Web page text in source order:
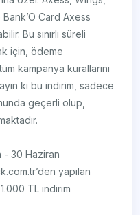
Card Axess
Bu sınırlı süreli
için, ödeme
kampanya kurallarını
ki bu indirim, sadece
geçerli olup,
- 30 Haziran
yapılan
TL indirim